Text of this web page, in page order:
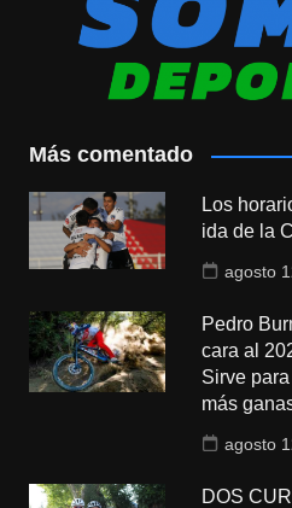
Más comentado
Los
ida de la
agosto
Pedro
cara al
Sirve
más
agosto
DOS